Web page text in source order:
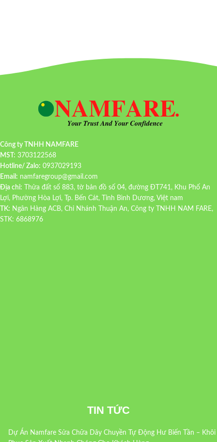
Công ty TNHH NAMFARE
MST: 3703122568
Hotline/ Zalo: 0937029193
Email: namfaregroup@gmail.com
Địa chỉ: Thửa đất số 883, tờ bản đồ số 04, đường ĐT741, Khu Phố An
Lợi, Phường Hòa Lợi, Tp. Bến Cát, Tỉnh Bình Dương, Việt nam
TK: Ngân Hàng ACB, Chi Nhánh Thuận An, Công ty TNHH NAM FARE,
STK: 6868976
TIN TỨC
Dự Án Namfare Sửa Chữa Dây Chuyền Tự Động Hư Biến Tần – Khôi